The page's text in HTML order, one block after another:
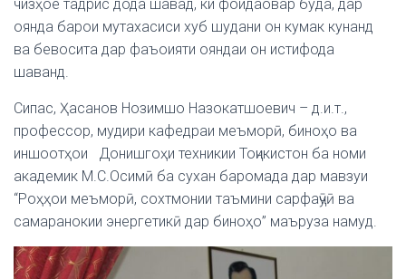
чизҳое тадрис дода шавад, ки фоидаовар буда, дар
оянда барои мутахасиси хуб шудани он кумак кунанд
ва бевосита дар фаъоияти ояндаи он истифода
шаванд.
Сипас, Ҳасанов Нозимшо Назокатшоевич – д.и.т.,
профессор, мудири кафедраи меъморӣ, биноҳо ва
иншоотҳои Донишгоҳи техникии Тоҷикистон ба номи
академик М.С.Осимӣ ба сухан баромада дар мавзуи
“Роҳҳои меъморӣ, сохтмонии таъмини сарфаҷӯӣ ва
самаранокии энергетикӣ дар биноҳо” маъруза намуд.